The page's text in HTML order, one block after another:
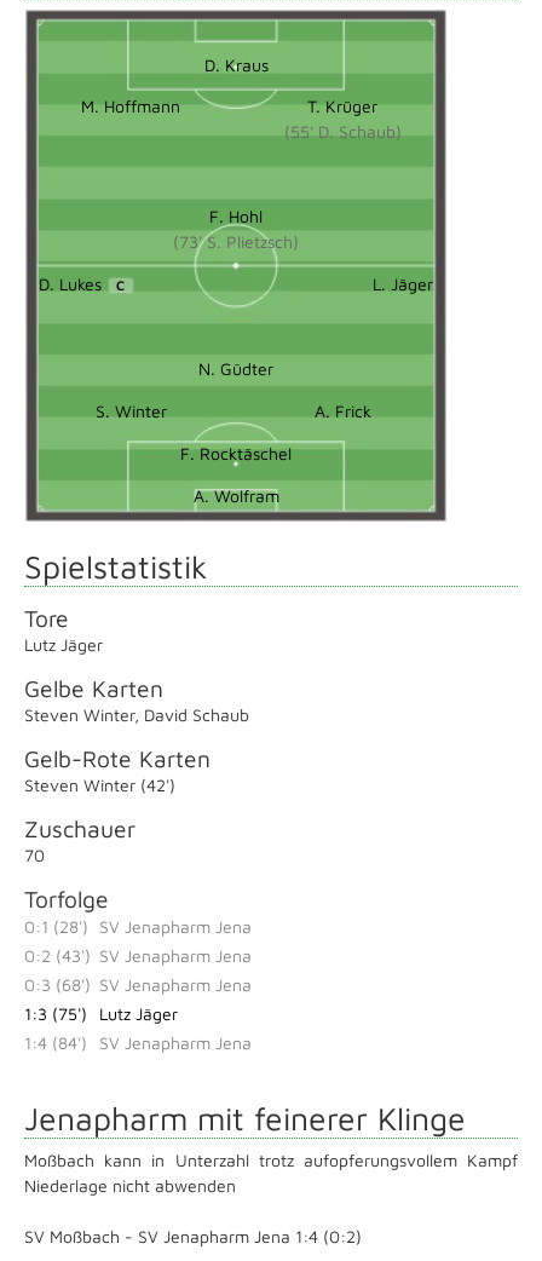
D. Kraus
M. Hoffmann
T. Krüger
(55' D. Schaub)
F. Hohl
(73' S. Plietzsch)
D. Lukes C L. Jäger
N. Güdter
S. Winter A. Frick
F. Rocktäschel
A. Wolfram
Spielstatistik
Tore
Lutz Jäger
Gelbe Karten
Steven Winter, David Schaub
Gelb-Rote Karten
Steven Winter (42')
Zuschauer
70
Torfolge
0:1 (28')
SV Jenapharm Jena
0:2 (43') SV Jenapharm Jena
0:3 (68') SV Jenapharm Jena
1:3 (75')
Lutz Jäger
1:4 (84')
SV Jenapharm Jena
Jenapharm mit feinerer Klinge
Moßbach kann in Unterzahl trotz aufopferungsvollem Kampf
Niederlage nicht abwenden
SV Moßbach - SV Jenapharm Jena 1:4 (0:2)